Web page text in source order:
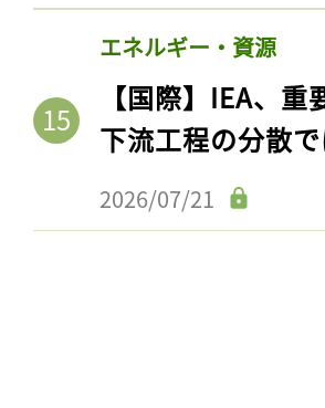
エネルギー・資源
【国際】IEA、
下流工程の分散
2026/07/21